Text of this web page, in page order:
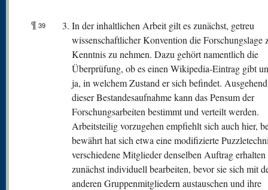
¶ 39
In der inhaltlichen Arbeit gilt es zunächst, getreu
wissenschaftlicher Konvention die Forschungslage
Kenntnis zu nehmen. Dazu gehört namentlich die
Überprüfung, ob es einen Wikipedia-Eintrag gibt
ja, in welchem Zustand er sich befindet.
dieser Bestandesaufnahme kann das Pensum der
Forschungsarbeiten bestimmt und verteilt werden.
Arbeitsteilig vorzugehen empfiehlt sich auch hier,
bewährt hat sich etwa eine modifizierte
verschiedene Mitglieder denselben Auftrag
zunächst individuell bearbeiten, bevor sie sich mit
anderen Gruppenmitgliedern austauschen und ihre